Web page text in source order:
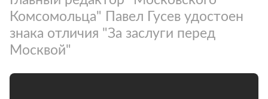
Комсомольца" Павел Гусев удостоен
знака отличия "За заслуги перед
Москвой"